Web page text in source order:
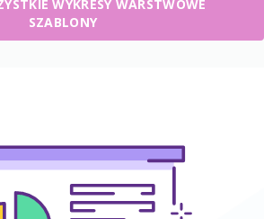
WYKRESY WARSTWOWE
SZABLONY